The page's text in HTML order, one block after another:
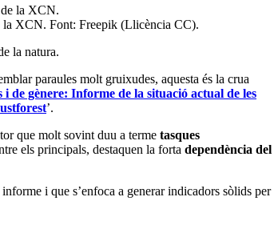
la XCN. Font: Freepik (Llicència CC).
la natura.
paraules molt gruixudes, aquesta és la crua
i de gènere: Informe de la situació actual de les
’.
que molt sovint duu a terme tasques
els principals, destaquen la forta dependència del
i que s’enfoca a generar indicadors sòlids per